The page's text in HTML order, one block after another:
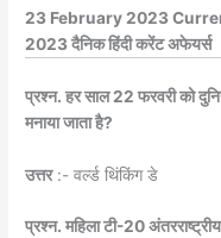
23 February 2023
2023 दैनिक हिंदी करेंट अफेयर्स
प्रश्न. हर साल 22 फरवरी को
मनाया जाता है?
उत्तर:- वर्ल्ड थिंकिंग डे
प्रश्न. महिला टी-20